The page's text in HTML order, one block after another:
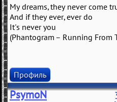
My dreams, they never come
And if they ever, ever do
It's never you
(Phantogram – Running From
Профиль
PsymoN